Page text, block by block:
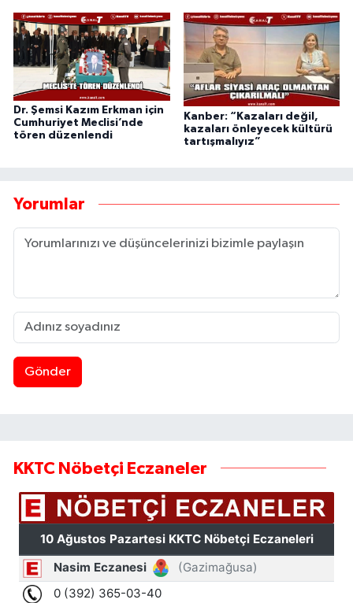
Dr. Şemsi Kazım Erkman için
Cumhuriyet Meclisi’nde
tören düzenlendi
Kanber: “Kazaları değil,
kazaları önleyecek kültürü
tartışmalıyız”
Yorumlar
Gönder
KKTC Nöbetçi Eczaneler